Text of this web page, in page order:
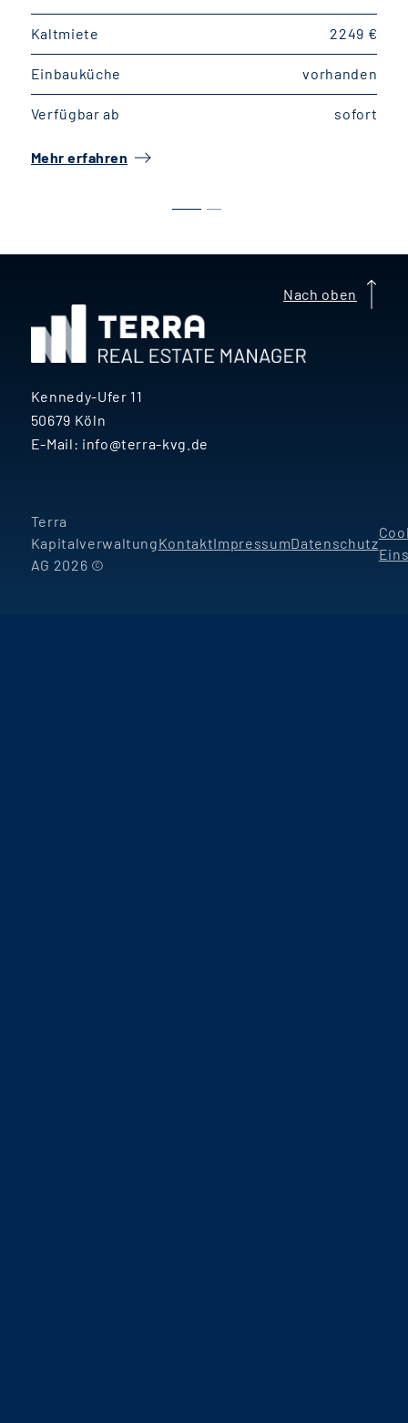
Kaltmiete 2249 €
Einbauküche vorhanden
Verfügbar ab sofort
Mehr erfahren
Nach oben
Kennedy-Ufer 11
50679 Köln
E-Mail: info@terra-kvg.de
Terra
Kapitalverwaltung
AG 2026 ©
KontaktImpressumDatenschutz